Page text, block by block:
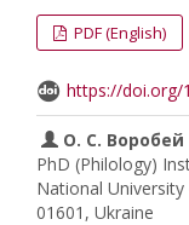
PDF (English)
https://doi.org/
О. С. Воробей
PhD (Philology)
National University
01601, Ukraine